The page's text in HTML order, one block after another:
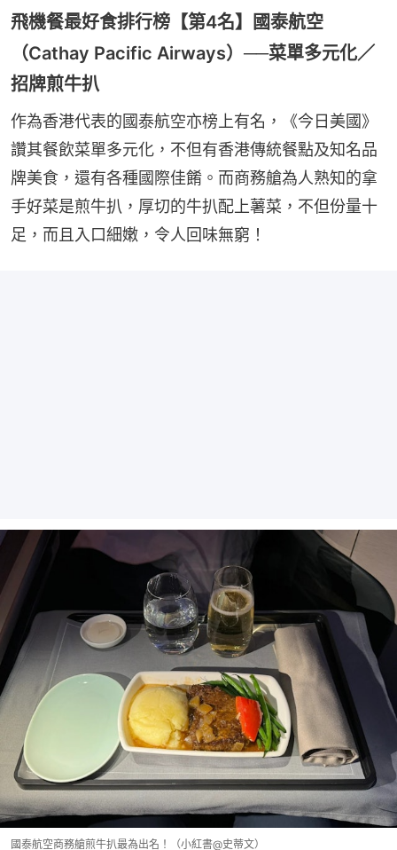
飛機餐最好食排行榜【第4名】國泰航空
（Cathay Pacific Airways）──菜單多元化／
招牌煎牛扒
作為香港代表的國泰航空亦榜上有名，《今日美國》
讚其餐飲菜單多元化，不但有香港傳統餐點及知名品
牌美食，還有各種國際佳餚。而商務艙為人熟知的拿
手好菜是煎牛扒，厚切的牛扒配上薯菜，不但份量十
足，而且入口細嫩，令人回味無窮！
國泰航空商務艙煎牛扒最為出名！（小紅書@史蒂文）